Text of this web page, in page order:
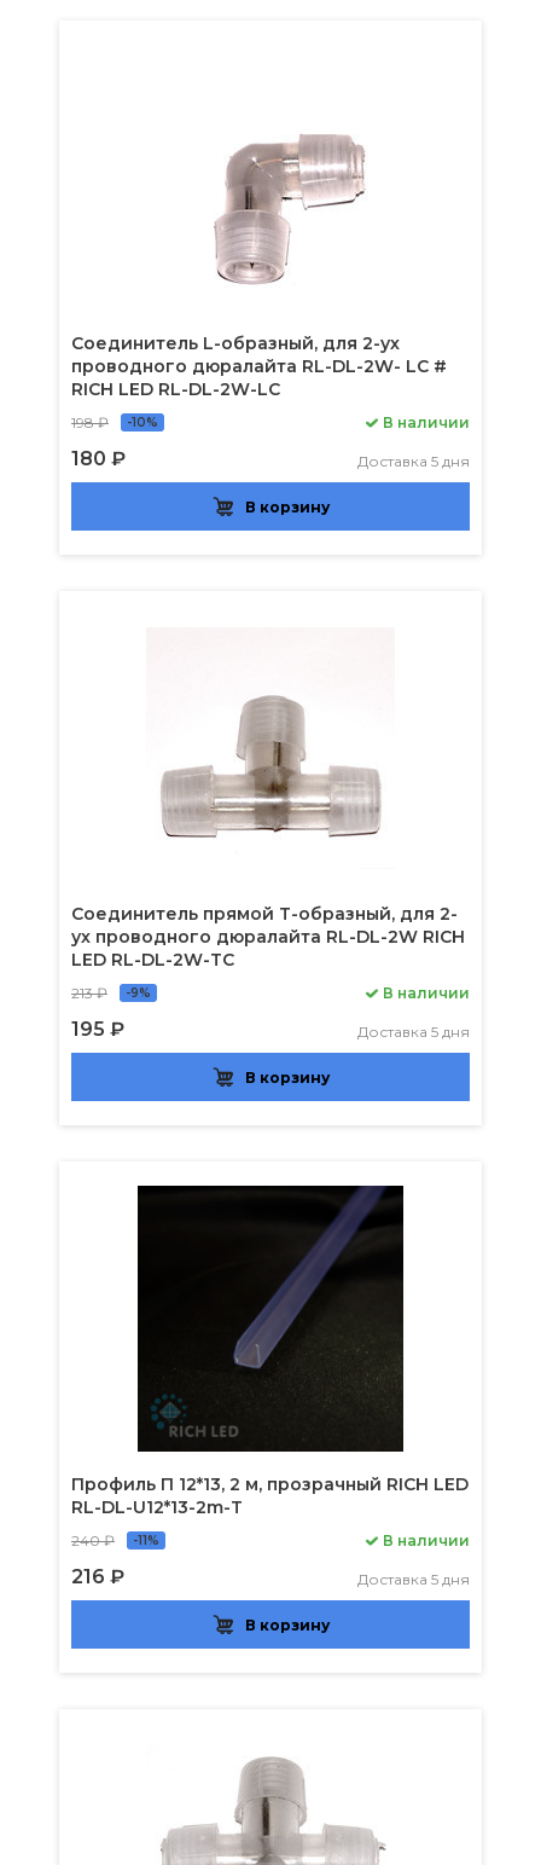
Соединитель L-образный, для 2-ух
проводного дюралайта RL-DL-2W- LC #
RICH LED RL-DL-2W-LC
198 ₽ -10%
180 ₽
В наличии
Доставка 5 дня
В корзину
Соединитель прямой T-образный, для 2-
ух проводного дюралайта RL-DL-2W RICH
LED RL-DL-2W-TC
213 ₽ -9%
195 ₽
В наличии
Доставка 5 дня
В корзину
Профиль П 12*13, 2 м, прозрачный RICH LED
RL-DL-U12*13-2m-T
240 ₽ -11%
216 ₽
В наличии
Доставка 5 дня
В корзину